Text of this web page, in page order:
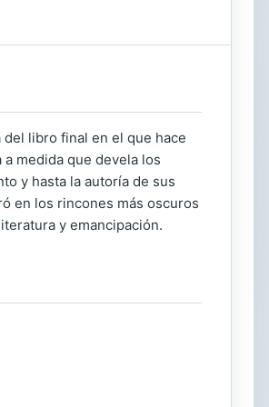
libro final en el que hace
medida que devela los
y hasta la autoría de sus
en los rincones más oscuros
y emancipación.